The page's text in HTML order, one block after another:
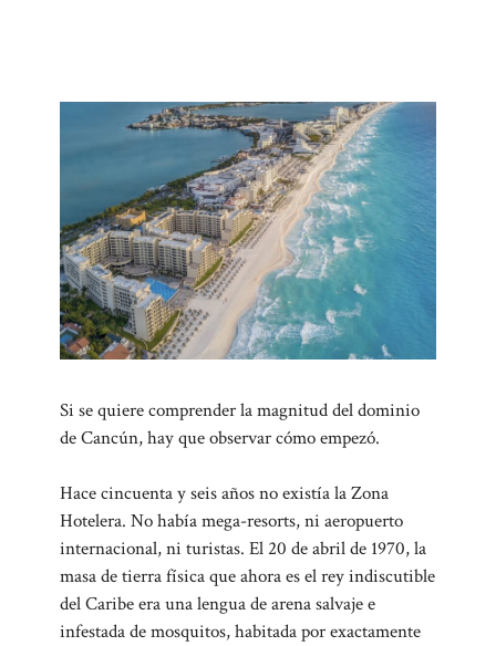
Si se quiere comprender la magnitud del dominio
de Cancún, hay que observar cómo empezó.
Hace cincuenta y seis años no existía la Zona
Hotelera. No había mega-resorts, ni aeropuerto
internacional, ni turistas. El 20 de abril de 1970, la
masa de tierra física que ahora es el rey indiscutible
del Caribe era una lengua de arena salvaje e
infestada de mosquitos, habitada por exactamente